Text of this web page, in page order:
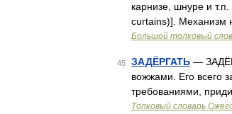
карнизе, шнуре и
curtains)]. Механизм
Большой толковый
45 ЗАДЁРГАТЬ —
вожжами. Его всего
требованиями,
Толковый словарь